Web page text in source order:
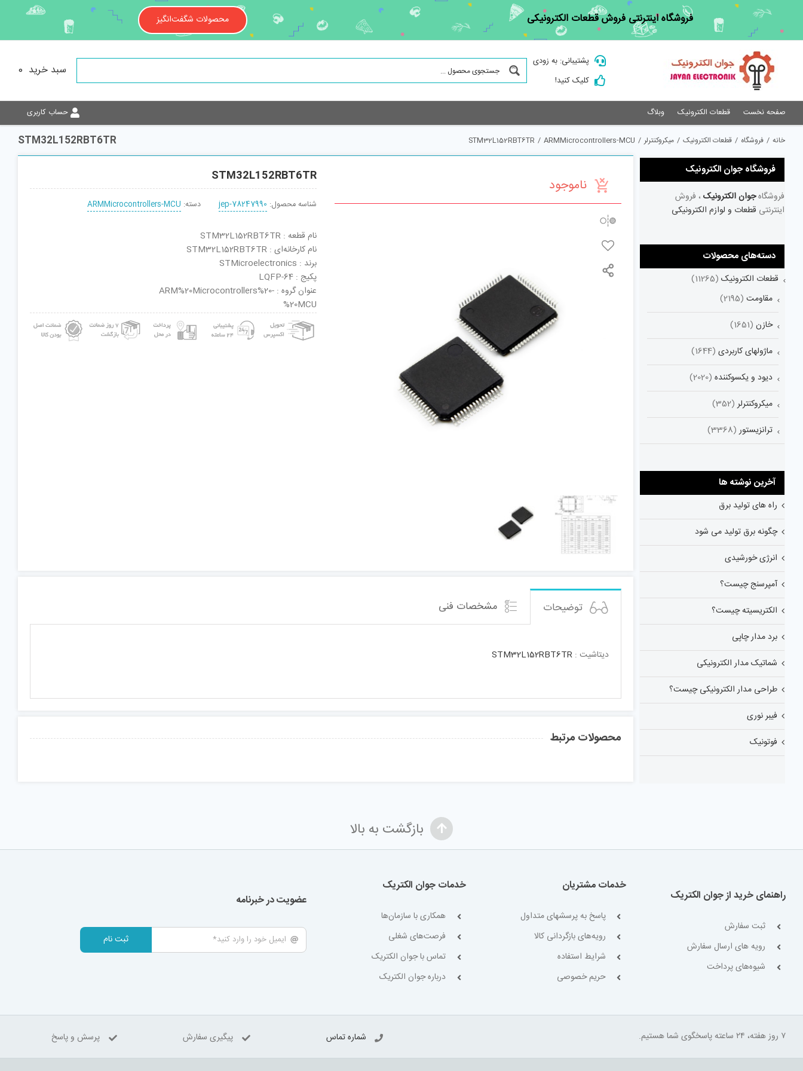
content
فروشگاه اینترنتی فروش قطعات الکترونیکی محصولات شگفت‌انگیز
پشتیبانی: به زودی
کلیک کنید!
سبد خرید 0
صفحه نخست قطعات الکترونیک وبلاگ حساب کاربری
STM32L152RBT6TR خانه / فروشگاه / قطعات الکترونیک / میکروکنترلر /
ARMMicrocontrollers-MCU
/
STM32L152RBT6TR
ناموجود STM32L152RBT6TR
شناسه محصول: jep-78247990 دسته: ARMMicrocontrollers-MCU
نام قطعه : STM32L152RBT6TR
نام کارخانه‌ای : STM32L152RBT6TR
برند : STMicroelectronics
پکیج : LQFP-64
عنوان گروه : ARM%20Microcontrollers%20-
%20MCU
توضیحات مشخصات فنی
دیتاشیت : STM32L152RBT6TR
محصولات مرتبط
فروشگاه جوان الکترونیک
فروشگاهجوان الکترونیک ، فروش
اینترنتی قطعات و لوازم الکترونیکی
دسته‌های محصولات
قطعات الکترونیک (11265)
مقاومت (2195)
خازن (1651)
ماژولهای کاربردی (1644)
دیود و یکسوکننده (2020)
میکروکنترلر (352)
ترانزیستور (3368)
آخرین نوشته ها
راه های تولید برق
چگونه برق تولید می شود
انرژی خورشیدی
آمپرسنج چیست؟
الکتریسیته چیست؟
برد مدار چاپی
شماتیک مدار الکترونیکی
طراحی مدار الکترونیکی چیست؟
فیبر نوری
فوتونیک
بازگشت به بالا
راهنمای خرید از جوان الکتریک
ثبت سفارش
رویه های ارسال سفارش
شیوه‌های پرداخت
خدمات مشتریان
پاسخ به پرسشهای متداول
رویه‌های بازگردانی کالا
شرایط استفاده
حریم خصوصی
خدمات جوان الکتریک
همکاری با سازمان‌ها
فرصت‌های شغلی
تماس با جوان الکتریک
درباره جوان الکتریک
عضویت در خبرنامه
ثبت نام
۷ روز هفته، ۲۴ ساعته پاسخگوی شما هستیم. شماره تماس پیگیری سفارش پرسش و پاسخ